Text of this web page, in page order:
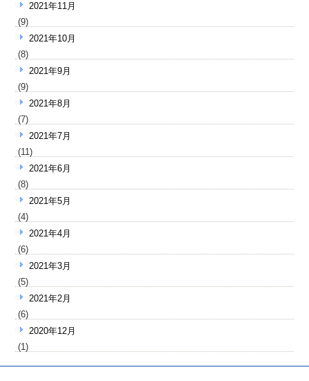
2021年11月
(9)
2021年10月
(8)
2021年9月
(9)
2021年8月
(7)
2021年7月
(11)
2021年6月
(8)
2021年5月
(4)
2021年4月
(6)
2021年3月
(5)
2021年2月
(6)
2020年12月
(1)